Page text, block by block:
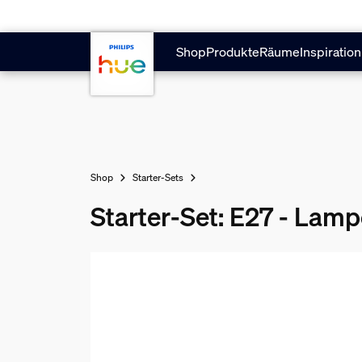
ShopProdukteRäumeInspiration
Shop Starter-Sets
Starter-Set: E27 -